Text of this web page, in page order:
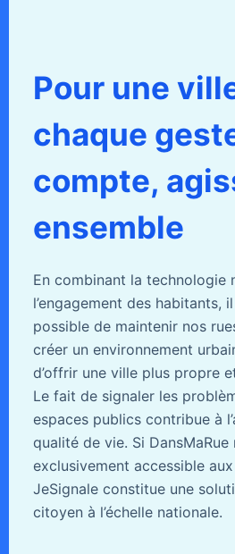
Pour une
chaque
compte,
ensemble
En combinant la technologie
l’engagement des habitants,
possible de maintenir nos
créer un environnement
d’offrir une ville plus propre
Le fait de signaler les
espaces publics contribue à
qualité de vie. Si DansMaRue
exclusivement accessible aux
JeSignale constitue une
citoyen à l’échelle nationale.